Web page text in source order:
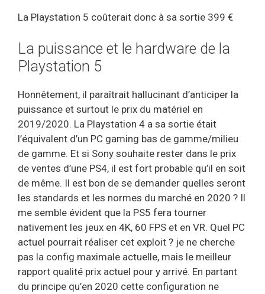
La Playstation 5 coûterait donc à sa sortie 399 €
La puissance et le hardware de la
Playstation 5
Honnêtement, il paraîtrait hallucinant d’anticiper la
puissance et surtout le prix du matériel en
2019/2020. La Playstation 4 a sa sortie était
l’équivalent d’un PC gaming bas de gamme/milieu
de gamme. Et si Sony souhaite rester dans le prix
de ventes d’une PS4, il est fort probable qu’il en soit
de même. Il est bon de se demander quelles seront
les standards et les normes du marché en 2020 ? Il
me semble évident que la PS5 fera tourner
nativement les jeux en 4K, 60 FPS et en VR. Quel PC
actuel pourrait réaliser cet exploit ? je ne cherche
pas la config maximale actuelle, mais le meilleur
rapport qualité prix actuel pour y arrivé. En partant
du principe qu’en 2020 cette configuration ne